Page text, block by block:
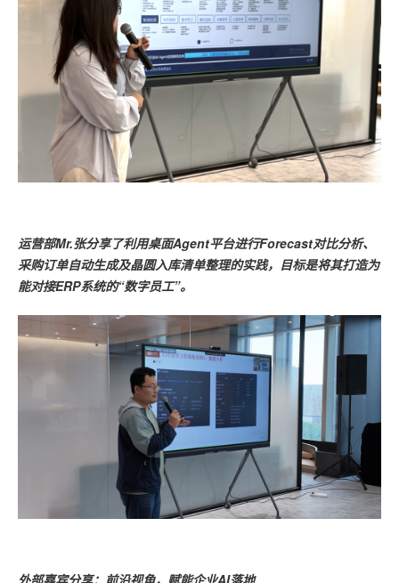
运营部Mr.张分享了利用桌面Agent平台进行Forecast对比分析、
采购订单自动生成及晶圆入库清单整理的实践，目标是将其打造为
能对接ERP系统的“数字员工”。